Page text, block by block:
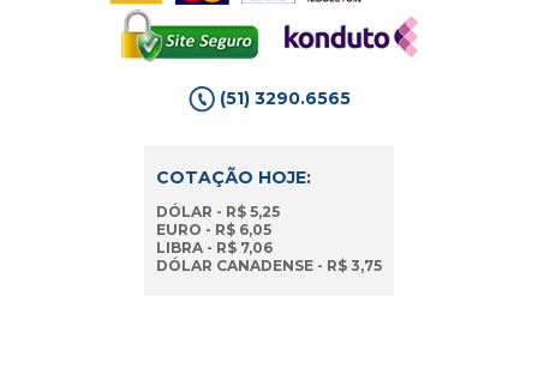
(51) 3290.6565
COTAÇÃO HOJE:
DÓLAR - R$ 5,25
EURO - R$ 6,05
LIBRA - R$ 7,06
DÓLAR CANADENSE - R$ 3,75